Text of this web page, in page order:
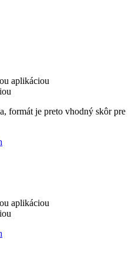
aplikáciou
formát je preto vhodný skôr pre
aplikáciou